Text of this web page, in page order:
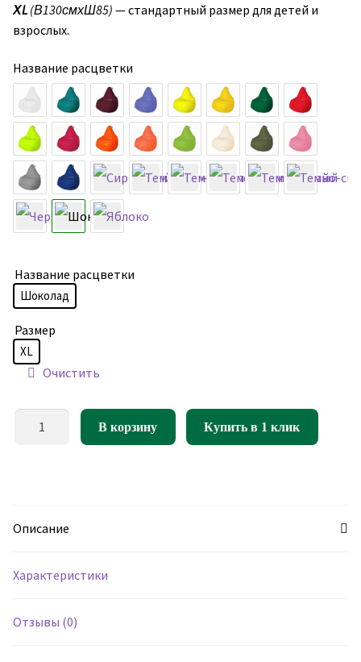
ХL (В130смхШ85) — стандартный размер для детей и
взрослых.
Название расцветки
Название расцветки
Шоколад
Размер
XL
Очистить
Количество
дюспо)
В корзину Купить в 1 клик
Описание
Характеристики
Отзывы (0)